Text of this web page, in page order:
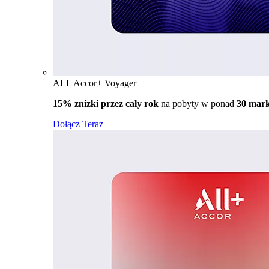
ALL Accor+ Voyager
15% znizki przez cały rok na pobyty w ponad 30
Dołącz Teraz